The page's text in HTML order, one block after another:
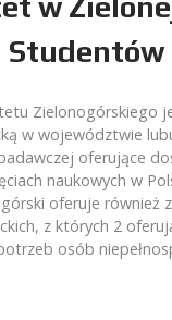
Studentów
Zielonogórskiego
w województwie
oferujące
naukowych w
oferuje również
z których 2
osób